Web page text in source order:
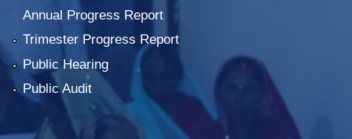
Annual Progress Report
Trimester Progress Report
Public Hearing
Public Audit